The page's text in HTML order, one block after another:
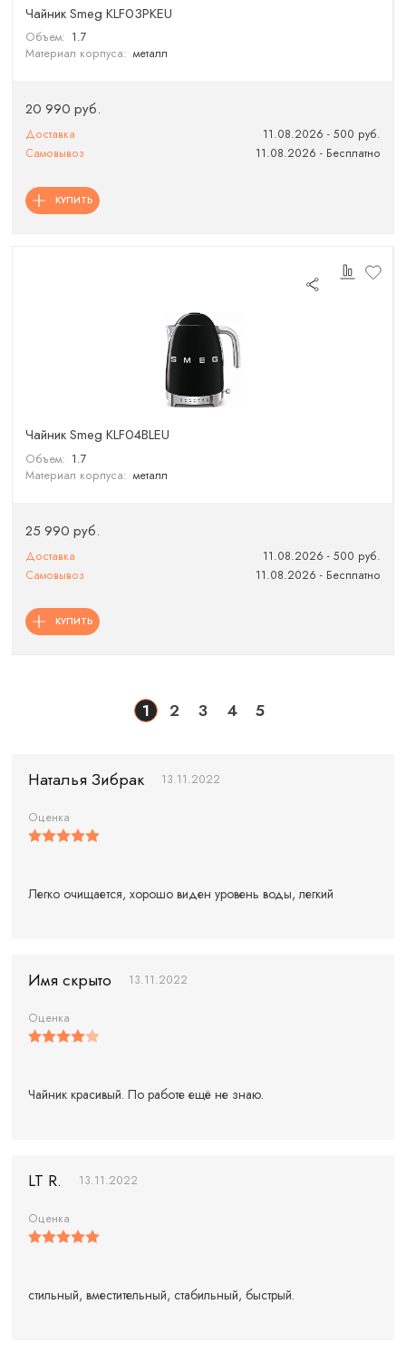
Чайник Smeg KLF03PKEU
Объем: 1.7
Материал корпуса: металл
20 990 руб.
Доставка
11.08.2026 - 500 руб.
Самовывоз
11.08.2026 - Бесплатно
КУПИТЬ
Чайник Smeg KLF04BLEU
Объем: 1.7
Материал корпуса: металл
25 990 руб.
Доставка
11.08.2026 - 500 руб.
Самовывоз
11.08.2026 - Бесплатно
КУПИТЬ
1 2 3 4 5
Наталья Зибрак 13.11.2022
Оценка
Легко очищается, хорошо виден уровень воды, легкий
Имя скрыто 13.11.2022
Оценка
Чайник красивый. По работе ещё не знаю.
LT R. 13.11.2022
Оценка
стильный, вместительный, стабильный, быстрый.